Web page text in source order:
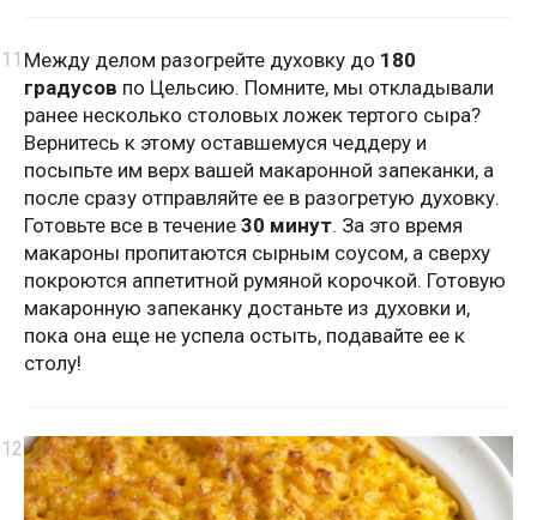
Между делом разогрейте духовку до 180
градусов по Цельсию. Помните, мы откладывали
ранее несколько столовых ложек тертого сыра?
Вернитесь к этому оставшемуся чеддеру и
посыпьте им верх вашей макаронной запеканки, а
после сразу отправляйте ее в разогретую духовку.
Готовьте все в течение 30 минут. За это время
макароны пропитаются сырным соусом, а сверху
покроются аппетитной румяной корочкой. Готовую
макаронную запеканку достаньте из духовки и,
пока она еще не успела остыть, подавайте ее к
столу!